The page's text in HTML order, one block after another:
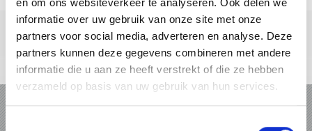
informatie over uw gebruik van onze site met onze
partners voor social media, adverteren en analyse. Deze
partners kunnen deze gegevens combineren met andere
informatie die u aan ze heeft verstrekt of die ze hebben
verzameld op basis van uw gebruik van hun services.
Toestemmingsselectie
VAKANTIE IN VINSCHGAU